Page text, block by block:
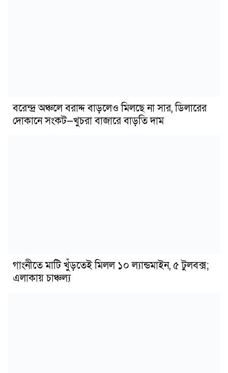
বরেন্দ্র অঞ্চলে বরাদ্দ বাড়লেও মিলছে না সার, ডিলারের
দোকানে সংকট—খুচরা বাজারে বাড়তি দাম
গাংনীতে মাটি খুঁড়তেই মিলল ১০ ল্যান্ডমাইন, ৫ টুলবক্স;
এলাকায় চাঞ্চল্য